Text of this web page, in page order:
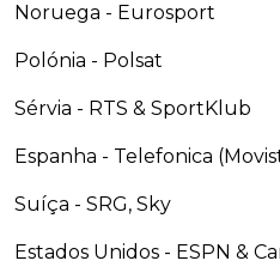
Noruega - Eurosport
Polónia - Polsat
Sérvia - RTS & SportKlub
Espanha - Telefonica
Suíça - SRG, Sky
Estados Unidos - ESPN &